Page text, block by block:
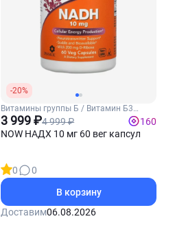
-20%
Витамины группы Б / Витамин Б3
(Ниацин)
3 999 ₽4 999 ₽
160
NOW НАДХ 10 мг 60 вег капсул
0
0
В корзину
Доставим06.08.2026